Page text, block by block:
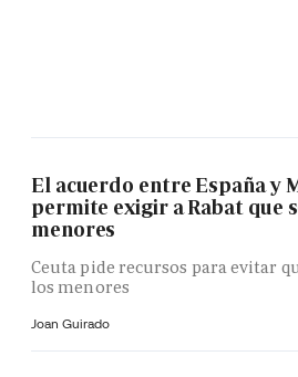
El acuerdo entre España y
permite exigir a Rabat que
menores
Ceuta pide recursos para evitar
los menores
Joan Guirado